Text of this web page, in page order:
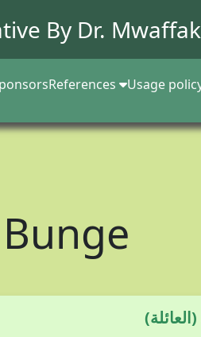
By Dr.
References Usage